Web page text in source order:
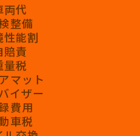
両代
整備
性能割
賠責
量税
マット
イザー
費用
車税